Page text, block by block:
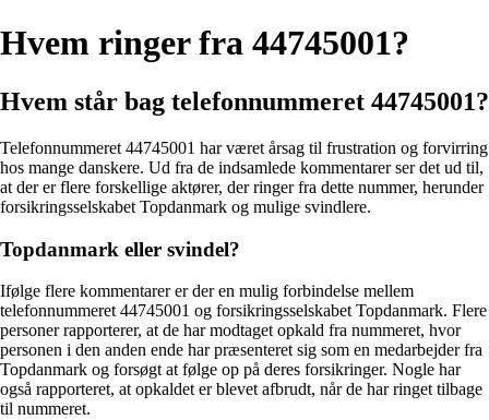
Hvem ringer fra 44745001?
Hvem står bag telefonnummeret 44745001?
Telefonnummeret 44745001 har været årsag til frustration og forvirring
hos mange danskere. Ud fra de indsamlede kommentarer ser det ud til,
at der er flere forskellige aktører, der ringer fra dette nummer, herunder
forsikringsselskabet Topdanmark og mulige svindlere.
Topdanmark eller svindel?
Ifølge flere kommentarer er der en mulig forbindelse mellem
telefonnummeret 44745001 og forsikringsselskabet Topdanmark. Flere
personer rapporterer, at de har modtaget opkald fra nummeret, hvor
personen i den anden ende har præsenteret sig som en medarbejder fra
Topdanmark og forsøgt at følge op på deres forsikringer. Nogle har
også rapporteret, at opkaldet er blevet afbrudt, når de har ringet tilbage
til nummeret.